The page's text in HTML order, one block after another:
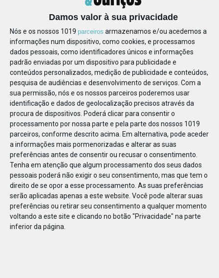
Damos valor à sua privacidade
Nós e os nossos 1019 parceiros armazenamos e/ou acedemos a
informações num dispositivo, como cookies, e processamos
dados pessoais, como identificadores únicos e informações
padrão enviadas por um dispositivo para publicidade e
conteúdos personalizados, medição de publicidade e conteúdos,
pesquisa de audiências e desenvolvimento de serviços. Com a
sua permissão, nós e os nossos parceiros poderemos usar
identificação e dados de geolocalização precisos através da
procura de dispositivos. Poderá clicar para consentir o
processamento por nossa parte e pela parte dos nossos 1019
parceiros, conforme descrito acima. Em alternativa, pode aceder
a informações mais pormenorizadas e alterar as suas
preferências antes de consentir ou recusar o consentimento.
Tenha em atenção que algum processamento dos seus dados
pessoais poderá não exigir o seu consentimento, mas que tem o
direito de se opor a esse processamento. As suas preferências
serão aplicadas apenas a este website. Você pode alterar suas
preferências ou retirar seu consentimento a qualquer momento
voltando a este site e clicando no botão "Privacidade" na parte
inferior da página.
447301401592321